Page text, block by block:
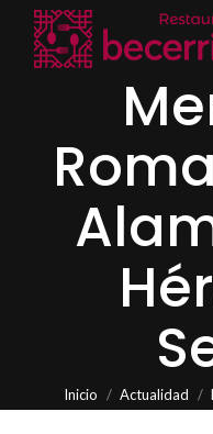
Estás aquí:
Inicio Actualidad